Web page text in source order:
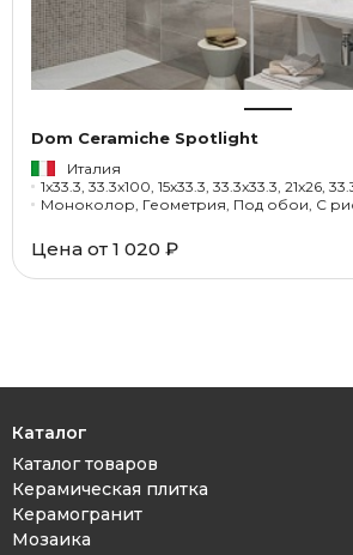
Dom Ceramiche Spotlight
Италия
1x33.3, 33.3x100, 15x33.3, 33.3x33.3, 21x26,
Моноколор, Геометрия, Под обои, С
Цена от 1 020 ₽
Каталог
Каталог товаров
Керамическая плитка
Керамогранит
Мозаика